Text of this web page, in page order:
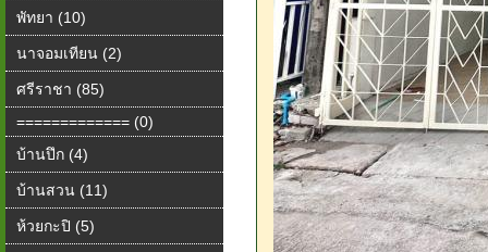
พัทยา (10)
นาจอมเทียน (2)
ศรีราชา (85)
============= (0)
บ้านปึก (4)
บ้านสวน (11)
ห้วยกะปิ (5)